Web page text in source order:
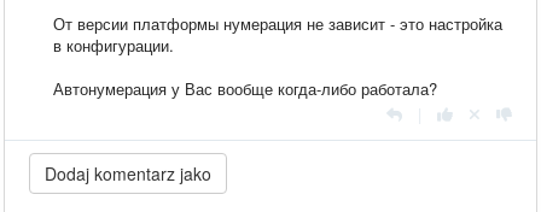
От версии платформы нумерация не зависит - это настройка
в конфигурации.
Автонумерация у Вас вообще когда-либо работала?